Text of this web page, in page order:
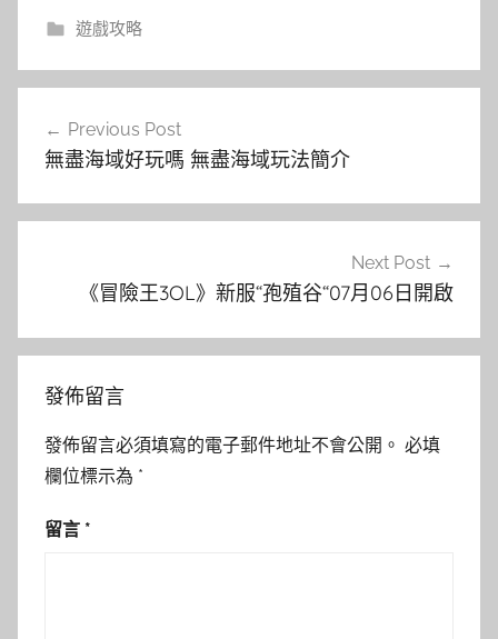
遊戲攻略
覽
Previous Post
無盡海域好玩嗎 無盡海域玩法簡介
Next Post
《冒險王3OL》新服“孢殖谷“07月06日開啟
發佈留言
發佈留言必須填寫的電子郵件地址不會公開。 必填
欄位標示為 *
留言 *